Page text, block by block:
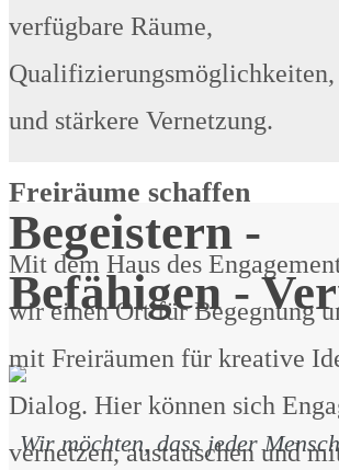
verfügbare Räume,
und stärkere Vernetzung.
Freiräume schaffen
Mit dem Haus des
wir einen Ort für Begegnung
mit Freiräumen für kreative
Dialog. Hier können sich
vernetzen, austauschen und
Begeistern -
Befähigen -
Wir möchten, dass jeder